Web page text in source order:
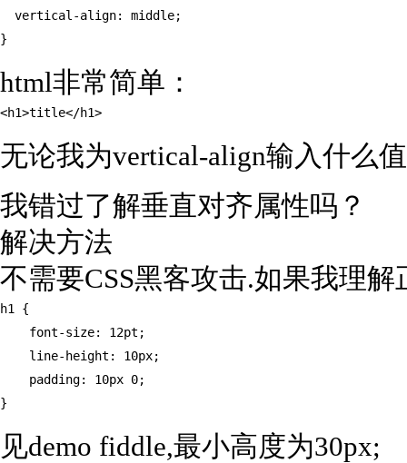
  vertical-align: middle;
}
html非常简单：
<h1>title</h1>
无论我为vertical-align输入什么
我错过了解垂直对齐属性吗？
解决方法
不需要CSS黑客攻击.如果我理
h1 {
    font-size: 12pt;
    line-height: 10px;
    padding: 10px 0;
}
见demo fiddle,最小高度为30px;